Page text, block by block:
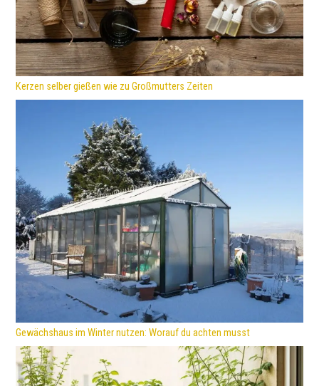
Kerzen selber gießen wie zu Großmutters Zeiten
Gewächshaus im Winter nutzen: Worauf du achten musst